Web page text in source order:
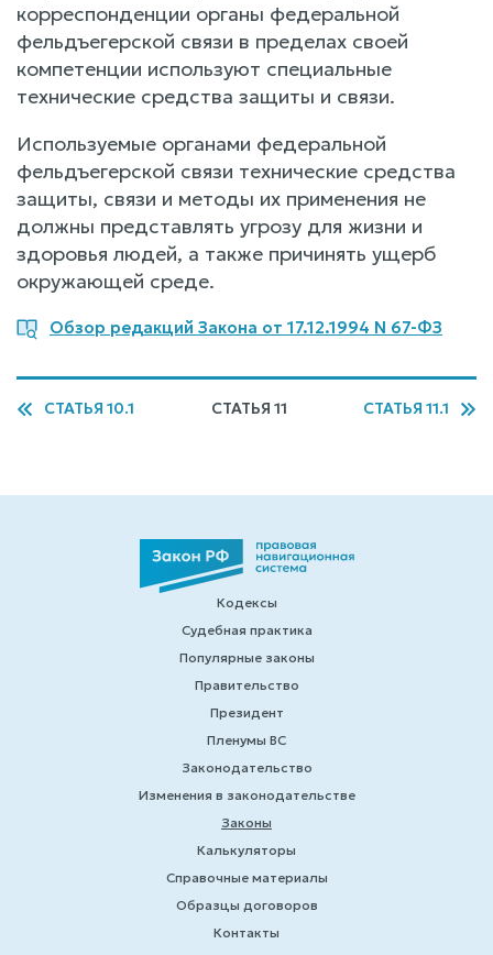
корреспонденции органы федеральной
фельдъегерской связи в пределах своей
компетенции используют специальные
технические средства защиты и связи.
Используемые органами федеральной
фельдъегерской связи технические средства
защиты, связи и методы их применения не
должны представлять угрозу для жизни и
здоровья людей, а также причинять ущерб
окружающей среде.
Обзор редакций Закона от 17.12.1994 N 67-ФЗ
СТАТЬЯ 10.1 СТАТЬЯ 11 СТАТЬЯ 11.1
Кодексы
Судебная практика
Популярные законы
Правительство
Президент
Пленумы ВС
Законодательство
Изменения в законодательстве
Законы
Калькуляторы
Справочные материалы
Образцы договоров
Контакты